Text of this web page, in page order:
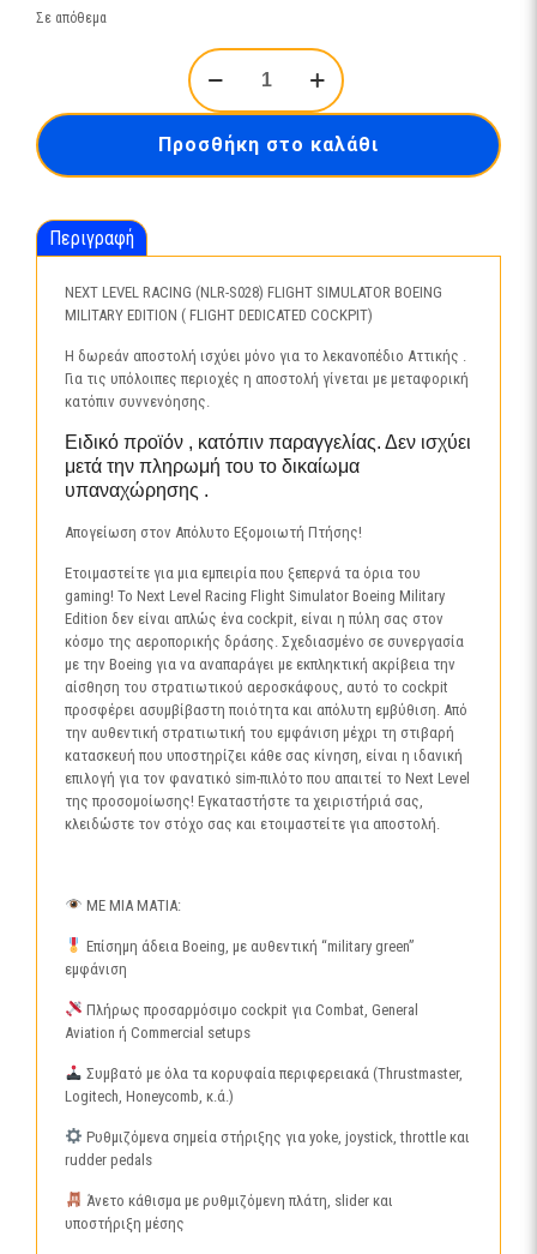
Σε απόθεμα
NEXT
LEVEL
RACING
S028)
FLIGHT
(
FLIGHT
COCKPIT)
ποσότητα
Προσθήκη στο καλάθι
Περιγραφή
NEXT LEVEL RACING (NLR-S028) FLIGHT SIMULATOR BOEING
MILITARY EDITION ( FLIGHT DEDICATED COCKPIT)
Η δωρεάν αποστολή ισχύει μόνο για το λεκανοπέδιο Αττικής .
Για τις υπόλοιπες περιοχές η αποστολή γίνεται με μεταφορική
κατόπιν συννενόησης.
Ειδικό προϊόν , κατόπιν παραγγελίας. Δεν ισχύει
μετά την πληρωμή του το δικαίωμα
υπαναχώρησης .
Απογείωση στον Απόλυτο Εξομοιωτή Πτήσης!
Ετοιμαστείτε για μια εμπειρία που ξεπερνά τα όρια του
gaming! Το Next Level Racing Flight Simulator Boeing Military
Edition δεν είναι απλώς ένα cockpit, είναι η πύλη σας στον
κόσμο της αεροπορικής δράσης. Σχεδιασμένο σε συνεργασία
με την Boeing για να αναπαράγει με εκπληκτική ακρίβεια την
αίσθηση του στρατιωτικού αεροσκάφους, αυτό το cockpit
προσφέρει ασυμβίβαστη ποιότητα και απόλυτη εμβύθιση. Από
την αυθεντική στρατιωτική του εμφάνιση μέχρι τη στιβαρή
κατασκευή που υποστηρίζει κάθε σας κίνηση, είναι η ιδανική
επιλογή για τον φανατικό sim-πιλότο που απαιτεί το Next Level
της προσομοίωσης! Εγκαταστήστε τα χειριστήριά σας,
κλειδώστε τον στόχο σας και ετοιμαστείτε για αποστολή.
ΜΕ ΜΙΑ ΜΑΤΙΑ:
Επίσημη άδεια Boeing, με αυθεντική “military green”
εμφάνιση
Πλήρως προσαρμόσιμο cockpit για Combat, General
Aviation ή Commercial setups
Συμβατό με όλα τα κορυφαία περιφερειακά (Thrustmaster,
Logitech, Honeycomb, κ.ά.)
Ρυθμιζόμενα σημεία στήριξης για yoke, joystick, throttle και
rudder pedals
Άνετο κάθισμα με ρυθμιζόμενη πλάτη, slider και
υποστήριξη μέσης